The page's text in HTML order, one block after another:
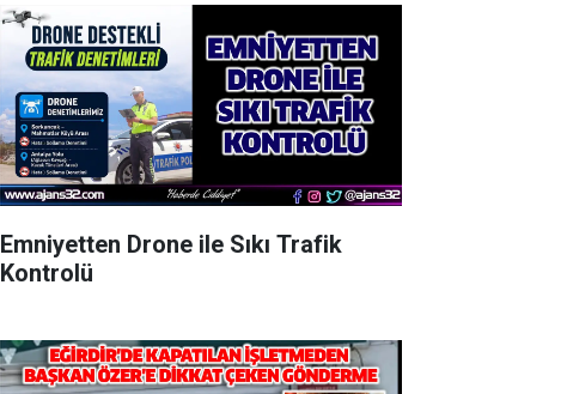
Emniyetten Drone ile Sıkı Trafik
Kontrolü